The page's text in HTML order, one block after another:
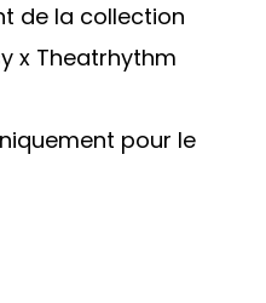
de la collection
x Theatrhythm
pour le